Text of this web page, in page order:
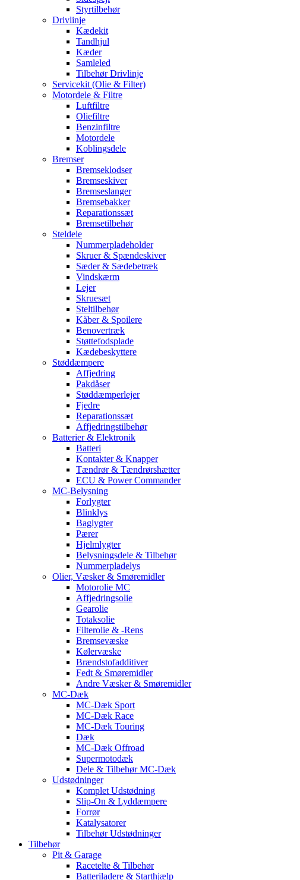
Styrtilbehør
Drivlinje
Kædekit
Tandhjul
Kæder
Samleled
Tilbehør Drivlinje
Servicekit (Olie & Filter)
Motordele & Filtre
Luftfiltre
Oliefiltre
Benzinfiltre
Motordele
Koblingsdele
Bremser
Bremseklodser
Bremseskiver
Bremseslanger
Bremsebakker
Reparationssæt
Bremsetilbehør
Steldele
Nummerpladeholder
Skruer & Spændeskiver
Sæder & Sædebetræk
Vindskærm
Lejer
Skruesæt
Steltilbehør
Kåber & Spoilere
Benovertræk
Støttefodsplade
Kædebeskyttere
Støddæmpere
Affjedring
Pakdåser
Støddæmperlejer
Fjedre
Reparationssæt
Affjedringstilbehør
Batterier & Elektronik
Batteri
Kontakter & Knapper
Tændrør & Tændrørshætter
ECU & Power Commander
MC-Belysning
Forlygter
Blinklys
Baglygter
Pærer
Hjelmlygter
Belysningsdele & Tilbehør
Nummerpladelys
Olier, Væsker & Smøremidler
Motorolie MC
Affjedringsolie
Gearolie
Totaksolie
Filterolie & -Rens
Bremsevæske
Kølervæske
Brændstofadditiver
Fedt & Smøremidler
Andre Væsker & Smøremidler
MC-Dæk
MC-Dæk Sport
MC-Dæk Race
MC-Dæk Touring
Dæk
MC-Dæk Offroad
Supermotodæk
Dele & Tilbehør MC-Dæk
Udstødninger
Komplet Udstødning
Slip-On & Lyddæmpere
Forrør
Katalysatorer
Tilbehør Udstødninger
Tilbehør
Pit & Garage
Racetelte & Tilbehør
Batteriladere & Starthjælp